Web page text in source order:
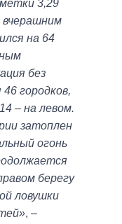
3,29
вчерашним
на 64
без
городков,
– на левом.
затоплен
огонь
берегу
ловушки
, –